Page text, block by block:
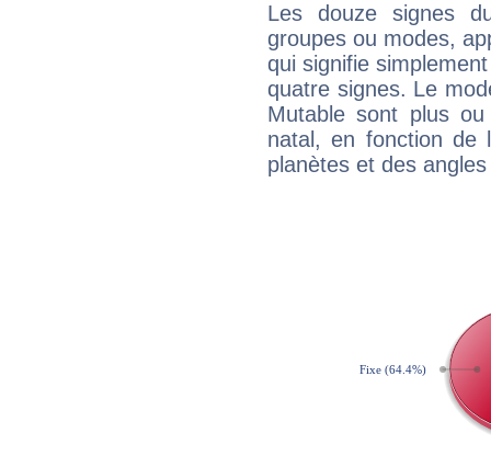
Les douze signes
groupes ou modes,
qui signifie
quatre signes. Le
Mutable sont plus
natal, en fonction de
planètes et des